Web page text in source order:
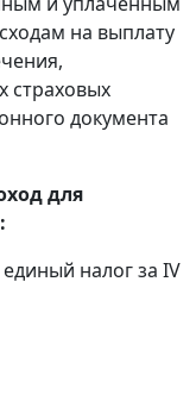
на выплату
страховых
документа
для
единый налог за IV